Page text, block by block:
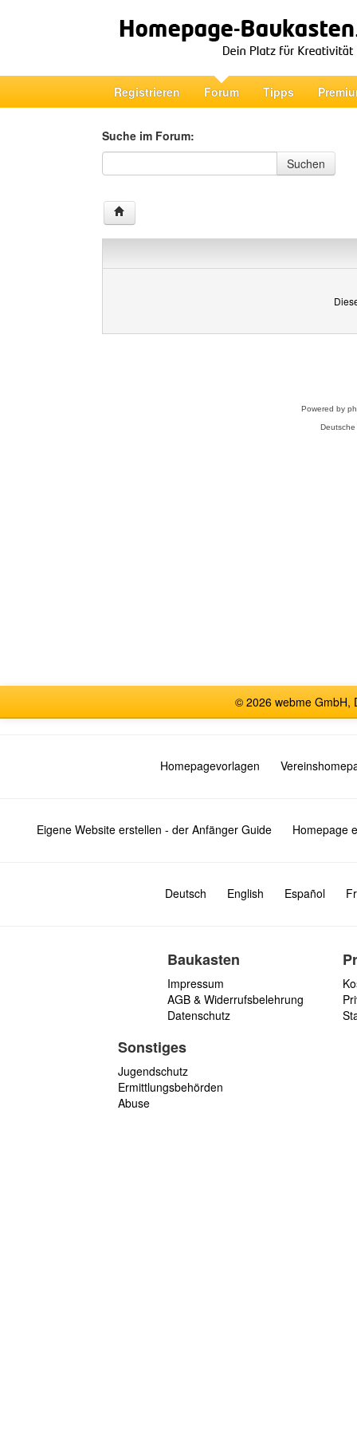
Registrieren Forum Tipps
Suche im Forum:
Suche im Forum
Suchen
Powered by
© 2026 webme GmbH,
Homepagevorlagen
Eigene Website erstellen - der Anfänger Guide Homepage
Deutsch English Español
Baukasten
Impressum
AGB & Widerrufsbelehrung
Datenschutz
Sonstiges
Jugendschutz
Ermittlungsbehörden
Abuse